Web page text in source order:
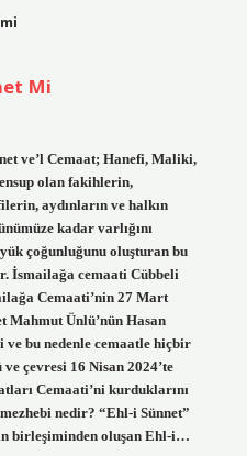
Mi
ve’l Cemaat; Hanefi, Maliki,
olan fakihlerin,
aydınların ve halkın
kadar varlığını
çoğunluğunu oluşturan bu
İsmailağa cemaati Cübbeli
Cemaati’nin 27 Mart
Mahmut Ünlü’nün Hasan
ve bu nedenle cemaatle hiçbir
ve çevresi 16 Nisan 2024’te
Cemaati’ni kurduklarını
nedir? “Ehl-i Sünnet”
birleşiminden oluşan Ehl-i…